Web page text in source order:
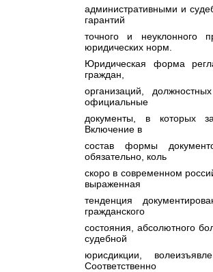
административными и
гарантий
точного и неуклонного
юридических норм.
Юридическая форма
граждан,
организаций,
официальные
документы, в которых
Включение в
состав формы
обязательно, коль
скоро в современном
выраженная
тенденция
гражданского
состояния, абсолютного
судебной
юрисдикции,
Соответственно